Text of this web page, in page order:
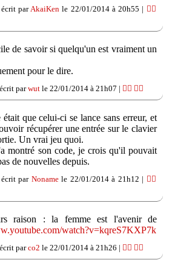
écrit parAkaiKen le 22/01/2014 à 20h55 | 👍🏽
de savoir si quelqu'un est vraiment un
pour le dire.
écrit parwut le 22/01/2014 à 21h07 | 👍🏽 👎🏽
que celui-ci se lance sans erreur, et
récupérer une entrée sur le clavier
Un vrai jeu quoi.
montré son code, je crois qu'il pouvait
de nouvelles depuis.
écrit par Nonamele 22/01/2014 à 21h12 | 👍🏽
raison : la femme est l'avenir de
watch?v=kqreS7KXP7k
écrit parco2 le 22/01/2014 à 21h26 | 👍🏽 👎🏽